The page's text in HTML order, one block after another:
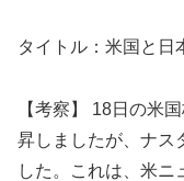
タイトル：米国と日
【考察】 18日の米
昇しましたが、ナス
した。これは、米ニ